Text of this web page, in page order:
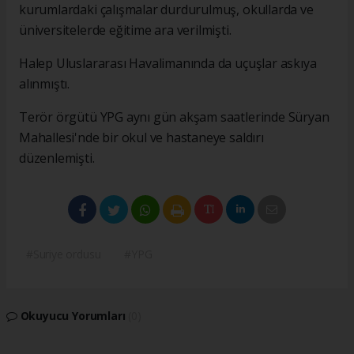
kurumlardaki çalışmalar durdurulmuş, okullarda ve
üniversitelerde eğitime ara verilmişti.
Halep Uluslararası Havalimanında da uçuşlar askıya
alınmıştı.
Terör örgütü YPG aynı gün akşam saatlerinde Süryan
Mahallesi'nde bir okul ve hastaneye saldırı
düzenlemişti.
Okuyucu Yorumları